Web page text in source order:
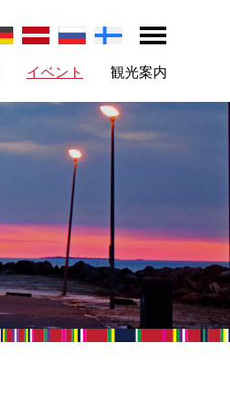
イベント 観光案内